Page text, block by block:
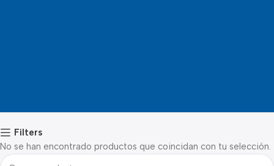
Filters
No se han encontrado productos que coincidan con tu selección.